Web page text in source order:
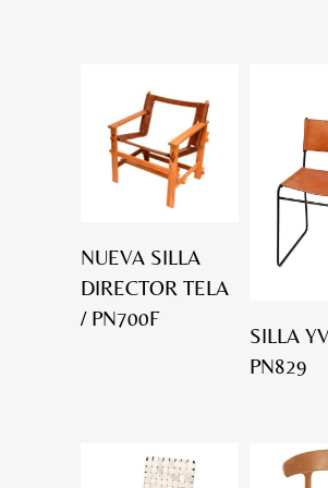
NUEVA SILLA
DIRECTOR TELA
/ PN700F
SILLA
PN829